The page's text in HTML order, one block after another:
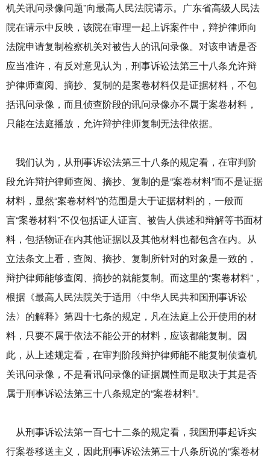
机关讯问录像问题”向最高人民法院请示。广东省高级人民法
院在请示中反映，该院在审理一起上诉案件中，辩护律师向
法院申请复制检察机关对被告人的讯问录像。对该申请是否
应当准许，有反对意见认为，刑事诉讼法第三十八条允许辩
护律师查阅、摘抄、复制的是案卷材料仅是证据材料，不包
括讯问录像，而且侦查阶段的讯问录像亦不属于案卷材料，
只能在法庭播放，允许辩护律师复制无法律依据。
我们认为，从刑事诉讼法第三十八条的规定看，在审判阶
段允许辩护律师查阅、摘抄、复制的是“案卷材料”而不是证据
材料，显然“案卷材料”的范围是大于证据材料的，一般而
言“案卷材料”不仅包括证人证言、被告人供述和辩解等书面材
料，包括物证在内其他证据以及其他材料也都包含在内。从
立法条文上看，查阅、摘抄、复制所针对的对象是一致的，
辩护律师能够查阅、摘抄的就能复制。而这里的“案卷材料”，
根据《最高人民法院关于适用〈中华人民共和国刑事诉讼
法〉的解释》第四十七条的规定，凡在法庭上公开使用的材
料，只要不属于依法不能公开的材料，应该都能复制。因
此，从上述规定看，在审判阶段辩护律师能不能复制侦查机
关讯问录像，不是看讯问录像的证据属性而是取决于其是否
属于刑事诉讼法第三十八条规定的“案卷材料”。
从刑事诉讼法第一百七十二条的规定看，我国刑事起诉实
行案卷移送主义，因此刑事诉讼法第三十八条所说的“案卷材